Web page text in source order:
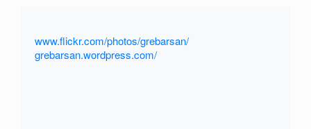
www.flickr.com/photos/grebarsan/
grebarsan.wordpress.com/